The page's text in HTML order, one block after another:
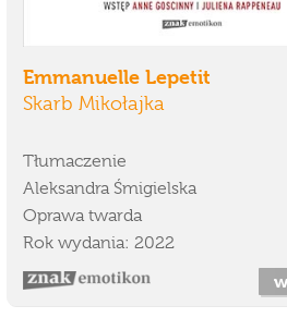
Emmanuelle Lepetit
Skarb Mikołajka
Tłumaczenie
Aleksandra Śmigielska
Oprawa twarda
Rok wydania: 2022